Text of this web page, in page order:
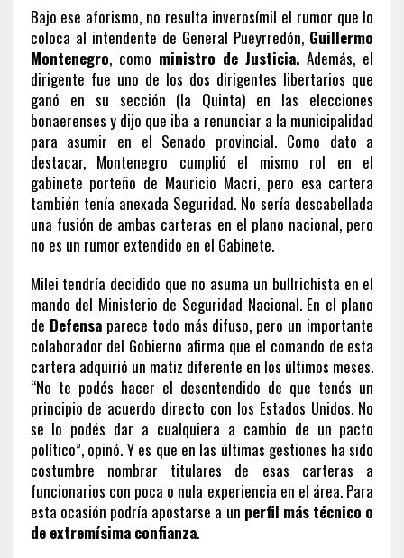
Bajo ese aforismo, no resulta inverosímil el rumor que lo
coloca al intendente de General Pueyrredón, Guillermo
Montenegro, como ministro de Justicia. Además, el
dirigente fue uno de los dos dirigentes libertarios que
ganó en su sección (la Quinta) en las elecciones
bonaerenses y dijo que iba a renunciar a la municipalidad
para asumir en el Senado provincial. Como dato a
destacar, Montenegro cumplió el mismo rol en el
gabinete porteño de Mauricio Macri, pero esa cartera
también tenía anexada Seguridad. No sería descabellada
una fusión de ambas carteras en el plano nacional, pero
no es un rumor extendido en el Gabinete.
Milei tendría decidido que no asuma un bullrichista en el
mando del Ministerio de Seguridad Nacional. En el plano
de Defensa parece todo más difuso, pero un importante
colaborador del Gobierno afirma que el comando de esta
cartera adquirió un matiz diferente en los últimos meses.
“No te podés hacer el desentendido de que tenés un
principio de acuerdo directo con los Estados Unidos. No
se lo podés dar a cualquiera a cambio de un pacto
político”, opinó. Y es que en las últimas gestiones ha sido
costumbre nombrar titulares de esas carteras a
funcionarios con poca o nula experiencia en el área. Para
esta ocasión podría apostarse a un perfil más técnico o
de extremísima confianza.